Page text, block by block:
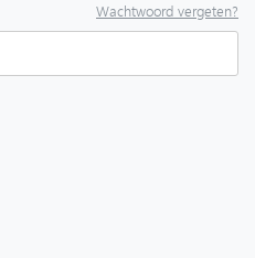
Wachtwoord vergeten?